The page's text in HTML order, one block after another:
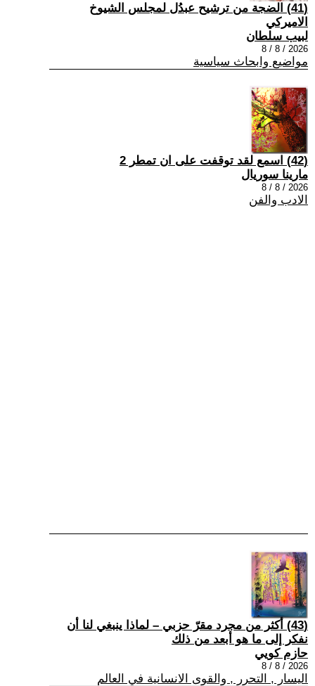
(41) الضجة من ترشيح عبدُل لمجلس الشيوخ
الاميركي
لبيب سلطان
2026 / 8 / 8
مواضيع وابحاث سياسية
(42) اسمع لقد توقفت على ان تمطر 2
مارينا سوريال
2026 / 8 / 8
الادب والفن
(43) أكثر من مجرد مقرّ حزبي – لماذا ينبغي لنا أن
نفكر إلى ما هو أبعد من ذلك
حازم كويي
2026 / 8 / 8
اليسار , التحرر , والقوى الانسانية في العالم